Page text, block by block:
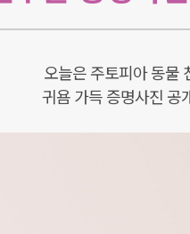
오늘은 주토피아 동물
귀욤 가득 증명사진 공